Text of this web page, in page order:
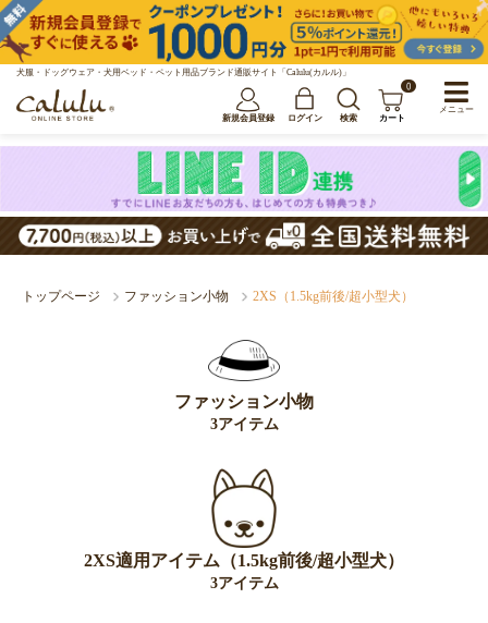
犬服・ドッグウェア・犬用ベッド・ペット用品ブランド通販サイト「Calulu(カルル)」
新規会員登録 ログイン 検索
0
カート
トップページ ファッション小物 2XS（1.5kg前後/超小型犬）
ファッション小物
3アイテム
2XS適用アイテム（1.5kg前後/超小型犬）
3アイテム
メニュー